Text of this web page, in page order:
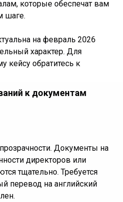
которые обеспечат вам
шаге.
на февраль 2026
характер. Для
кейсу обратитесь к
Документы на
директоров или
тщательно. Требуется
перевод на английский
к документам